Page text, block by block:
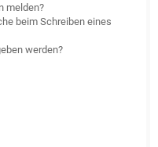
melden?
beim Schreiben eines
werden?